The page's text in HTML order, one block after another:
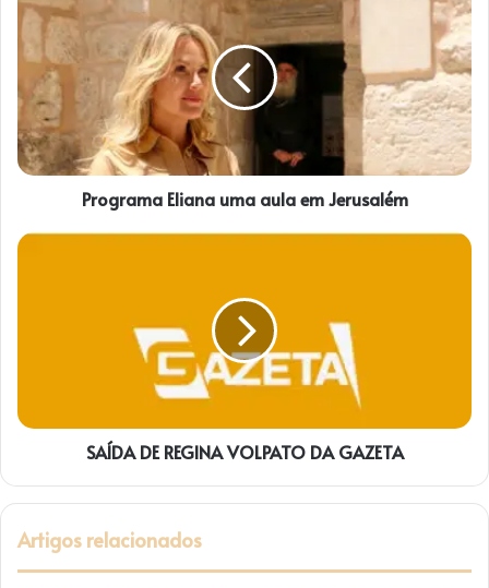
Eliana
uma
aula
em
Jerusalém
Programa Eliana uma aula em Jerusalém
SAÍDA
SAÍDA DE REGINA VOLPATO DA GAZETA
Artigos relacionados